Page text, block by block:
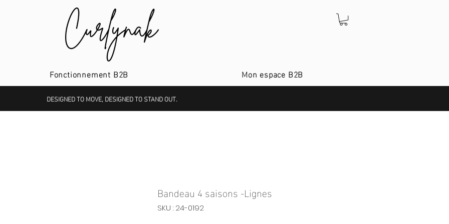
Fonctionnement B2B Mon espace B2B
DESIGNED TO MOVE, DESIGNED TO STAND OUT.
Bandeau 4 saisons -Lignes
SKU : 24-0192